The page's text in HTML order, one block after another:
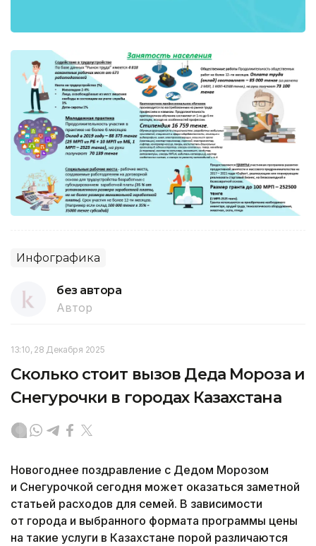
Инфографика
без автора
Автор
13:10, 28 Декабря 2025
Сколько стоит вызов Деда Мороза и
Снегурочки в городах Казахстана
Новогоднее поздравление с Дедом Морозом
и Снегурочкой сегодня может оказаться заметной
статьей расходов для семей. В зависимости
от города и выбранного формата программы цены
на такие услуги в Казахстане порой различаются